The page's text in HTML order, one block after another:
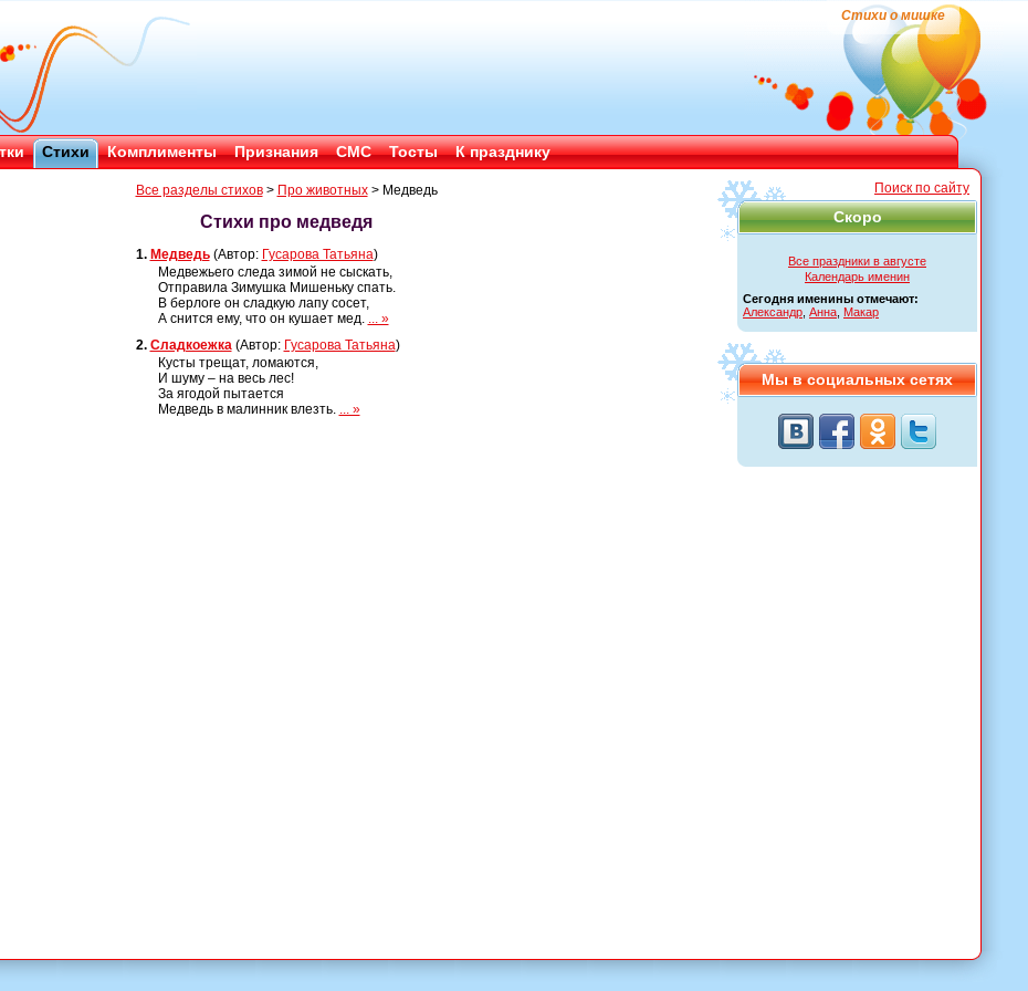
Стихи о мишке
Стихи Комплименты Признания СМС Тосты К празднику
Поиск по сайту
Скоро
Все праздники в августе
Календарь именин
Сегодня именины отмечают:
Александр Анна Макар
Мы в социальных сетях
Все разделы стихов> Про животных> Медведь
Стихи про медведя
1. Медведь(Автор: Гусарова Татьяна)
Медвежьего следа зимой не сыскать,
Отправила Зимушка Мишеньку спать.
В берлоге он сладкую лапу сосет,
А снится ему, что он кушает мед. ... »
2. Сладкоежка(Автор: Гусарова Татьяна)
Кусты трещат, ломаются,
И шуму – на весь лес!
За ягодой пытается
Медведь в малинник влезть. ... »